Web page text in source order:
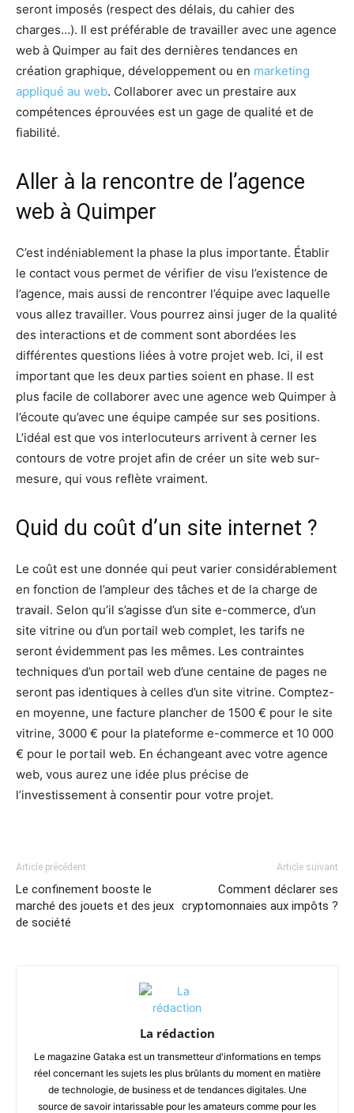
seront imposés (respect des délais, du cahier des
charges…). Il est préférable de travailler avec une agence
web à Quimper au fait des dernières tendances en
création graphique, développement ou en marketing
appliqué au web. Collaborer avec un prestaire aux
compétences éprouvées est un gage de qualité et de
fiabilité.
Aller à la rencontre de l’agence
web à Quimper
C’est indéniablement la phase la plus importante. Établir
le contact vous permet de vérifier de visu l’existence de
l’agence, mais aussi de rencontrer l’équipe avec laquelle
vous allez travailler. Vous pourrez ainsi juger de la qualité
des interactions et de comment sont abordées les
différentes questions liées à votre projet web. Ici, il est
important que les deux parties soient en phase. Il est
plus facile de collaborer avec une agence web Quimper à
l’écoute qu’avec une équipe campée sur ses positions.
L’idéal est que vos interlocuteurs arrivent à cerner les
contours de votre projet afin de créer un site web sur-
mesure, qui vous reflète vraiment.
Quid du coût d’un site internet ?
Le coût est une donnée qui peut varier considérablement
en fonction de l’ampleur des tâches et de la charge de
travail. Selon qu’il s’agisse d’un site e-commerce, d’un
site vitrine ou d’un portail web complet, les tarifs ne
seront évidemment pas les mêmes. Les contraintes
techniques d’un portail web d’une centaine de pages ne
seront pas identiques à celles d’un site vitrine. Comptez-
en moyenne, une facture plancher de 1500 € pour le site
vitrine, 3000 € pour la plateforme e-commerce et 10 000
€ pour le portail web. En échangeant avec votre agence
web, vous aurez une idée plus précise de
l’investissement à consentir pour votre projet.
Article précédent
Le confinement booste le
marché des jouets et des jeux
de société
Article suivant
Comment déclarer ses
cryptomonnaies aux impôts ?
La rédaction
Le magazine Gataka est un transmetteur d'informations en temps
réel concernant les sujets les plus brûlants du moment en matière
de technologie, de business et de tendances digitales. Une
source de savoir intarissable pour les amateurs comme pour les